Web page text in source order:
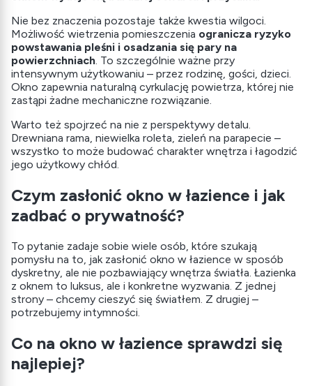
Nie bez znaczenia pozostaje także kwestia wilgoci.
Możliwość wietrzenia pomieszczenia ogranicza ryzyko
powstawania pleśni i osadzania się pary na
powierzchniach. To szczególnie ważne przy
intensywnym użytkowaniu – przez rodzinę, gości, dzieci.
Okno zapewnia naturalną cyrkulację powietrza, której nie
zastąpi żadne mechaniczne rozwiązanie.
Warto też spojrzeć na nie z perspektywy detalu.
Drewniana rama, niewielka roleta, zieleń na parapecie –
wszystko to może budować charakter wnętrza i łagodzić
jego użytkowy chłód.
Czym zasłonić okno w łazience i jak
zadbać o prywatność?
To pytanie zadaje sobie wiele osób, które szukają
pomysłu na to, jak zasłonić okno w łazience w sposób
dyskretny, ale nie pozbawiający wnętrza światła. Łazienka
z oknem to luksus, ale i konkretne wyzwania. Z jednej
strony – chcemy cieszyć się światłem. Z drugiej –
potrzebujemy intymności.
Co na okno w łazience sprawdzi się
najlepiej?